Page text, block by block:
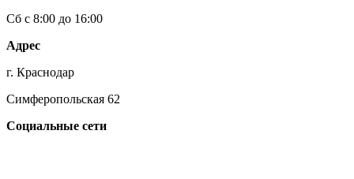
Сб с 8:00 до 16:00
Адрес
г. Краснодар
Симферопольская 62
Социальные сети